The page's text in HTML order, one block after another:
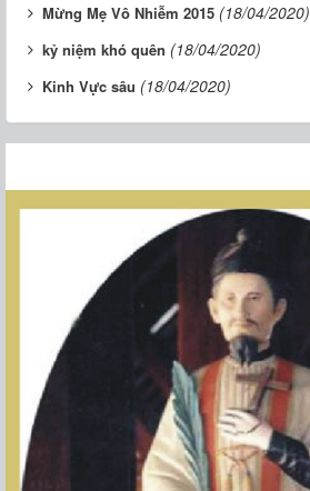
Mừng Mẹ Vô Nhiễm 2015 (18/04/2020)
kỷ niệm khó quên (18/04/2020)
Kinh Vực sâu (18/04/2020)